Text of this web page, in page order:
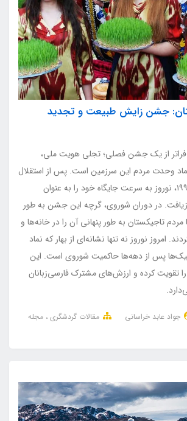
جشن زایش طبیعت و تجدید
فراتر از یک جشن فصلی؛ تجلی هویت ملی،
وحدت مردم این سرزمین است. پس از استقلال
تاجیکستان در سال ۱۹۹۱، نوروز به سرعت جایگاه خود را به عنوان
در دوران شوروی، گرچه این جشن به طور
تاجیکستان به طور پنهانی آن را در خانه‌ها و
امروز نوروز نه تنها نشانه‌ای از بهار که نماد
پس از دهه‌ها حاکمیت شوروی است. این
تقویت کرده و ارزش‌های مشترک فارسی‌زبانان
جواد عابد خراسانی مقالات گردشگری مجله